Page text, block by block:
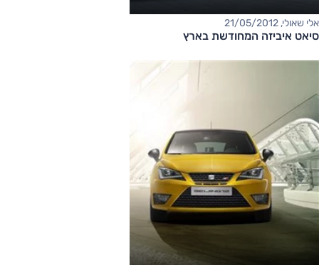
אלי שאולי, 21/05/2012
סיאט איביזה המחודשת בארץ